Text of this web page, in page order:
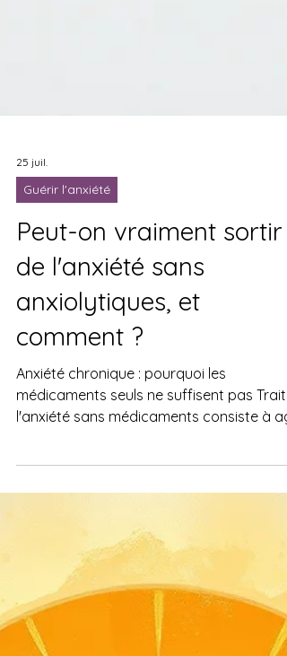
25 juil.
Guérir l'anxiété
Peut-on vraiment sortir
de l'anxiété sans
anxiolytiques, et
comment ?
Anxiété chronique : pourquoi les
médicaments seuls ne suffisent pas
sur les mécanismes neurologiques et
cognitifs qui produisent et entretiennent
antidépresseurs comme traitement
principal. Les thérapies cognitives et
comportementales (TCC) et l'hypnose
cognitive et comportementale (HCC) sont
les approches non médicamenteuses les
mieux documentées sur les troubles